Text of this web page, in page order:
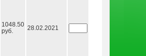
1048.50
руб.
28.02.2021